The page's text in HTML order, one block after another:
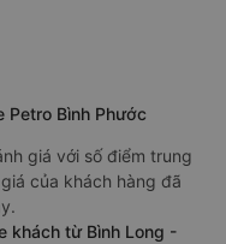
Petro Bình Phước
giá với số điểm trung
của khách hàng đã
khách từ Bình Long -